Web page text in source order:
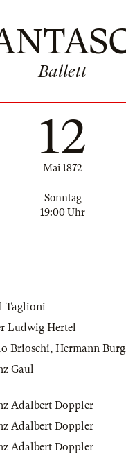
Ballett
12
Mai 1872
Sonntag
19:00 Uhr
Taglioni
Ludwig Hertel
Brioschi, Hermann
Gaul
Adalbert Doppler
Adalbert Doppler
Adalbert Doppler